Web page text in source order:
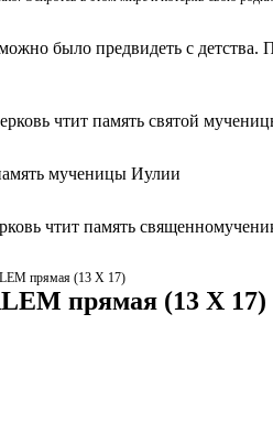
было предвидеть с детства.
чтит память святой
мученицы Иулии
чтит память
прямая (13 Х 17)
прямая (13 Х 17)